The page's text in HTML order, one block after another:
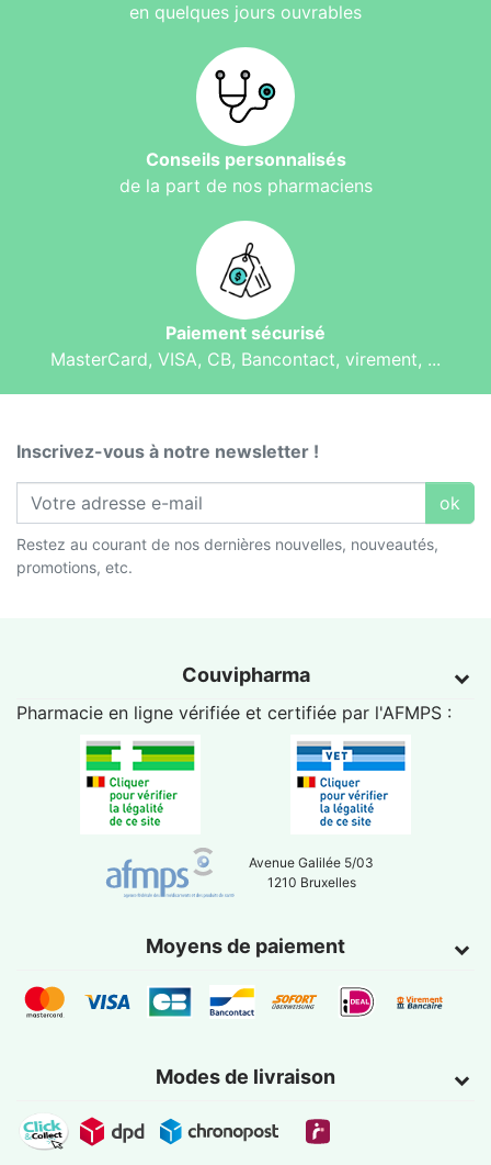
en quelques jours ouvrables
Conseils personnalisés
de la part de nos pharmaciens
Paiement sécurisé
MasterCard, VISA, CB, Bancontact, virement, ...
Inscrivez-vous à notre newsletter !
ok
Restez au courant de nos dernières nouvelles, nouveautés,
promotions, etc.
Couvipharma
Pharmacie en ligne vérifiée et certifiée par l'AFMPS :
Avenue Galilée 5/03
1210 Bruxelles
Moyens de paiement
Modes de livraison